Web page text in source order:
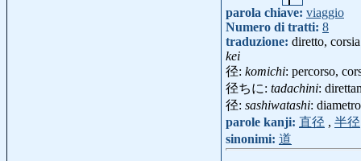
parola chiave: viaggio
Numero di tratti: 8
traduzione: diretto,
kei
径: komichi: percorso,
径ちに: tadachini:
径: sashiwatashi: diametro
parole kanji: 直径 , 半径
sinonimi: 道